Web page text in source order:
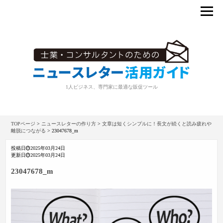
1人ビジネス、専門家に最適な販促ツール
TOPページ > ニュースレターの作り方 >文章は短くシンプルに！長文が続くと読み疲れや
離脱につながる >23047678_m
投稿日
2025年03月24日
更新日
2025年03月24日
23047678_m